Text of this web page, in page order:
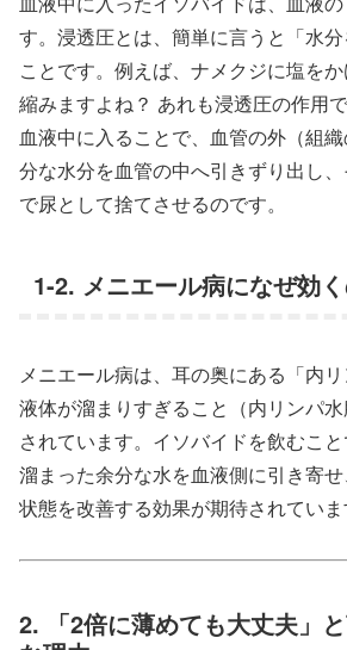
す。浸透圧とは、簡単に言うと「水
ことです。例えば、ナメクジに塩を
縮みますよね？ あれも浸透圧の作用
血液中に入ることで、血管の外（組
分な水分を血管の中へ引きずり出し
で尿として捨てさせるのです。
1-2. メニエール病になぜ効
メニエール病は、耳の奥にある「内
液体が溜まりすぎること（内リンパ
されています。イソバイドを飲むこ
溜まった余分な水を血液側に引き寄
状態を改善する効果が期待されていま
2. 「2倍に薄めても大丈夫」